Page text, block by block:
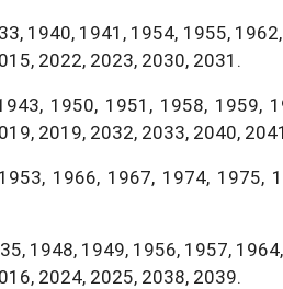
1940, 1941, 1954, 1955,
2022, 2023, 2030, 2031.
1950, 1951, 1958, 1959,
2019, 2032, 2033, 2040,
1966, 1967, 1974, 1975,
1948, 1949, 1956, 1957,
2024, 2025, 2038, 2039.